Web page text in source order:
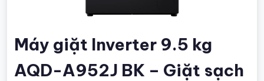
Máy giặt Inverter 9.5 kg
AQD-A952J BK – Giặt sạch